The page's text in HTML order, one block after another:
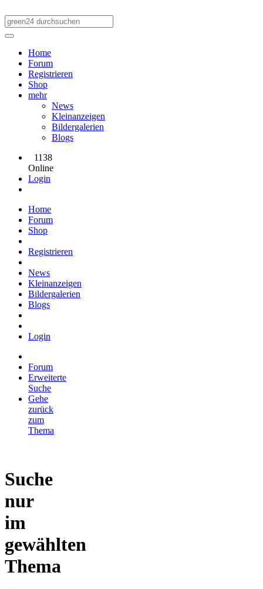
Home
Forum
Registrieren
Shop
mehr
News
Kleinanzeigen
Bildergalerien
Blogs
1138
Online
Login
Home
Forum
Shop
Registrieren
News
Kleinanzeigen
Bildergalerien
Blogs
Login
Forum
Erweiterte
Suche
Gehe
zurück
zum
Thema
Suche
nur
im
gewählten
Thema